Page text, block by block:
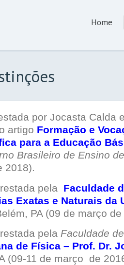
Home
por Jocasta Calda
artigo Formação e
para a Educação
Brasileiro de Ensino de
2018).
pela Faculdade
Exatas e Naturais da
PA (09 de março
pela Faculdade
de Física – Prof. Dr.
(09-11 de março de